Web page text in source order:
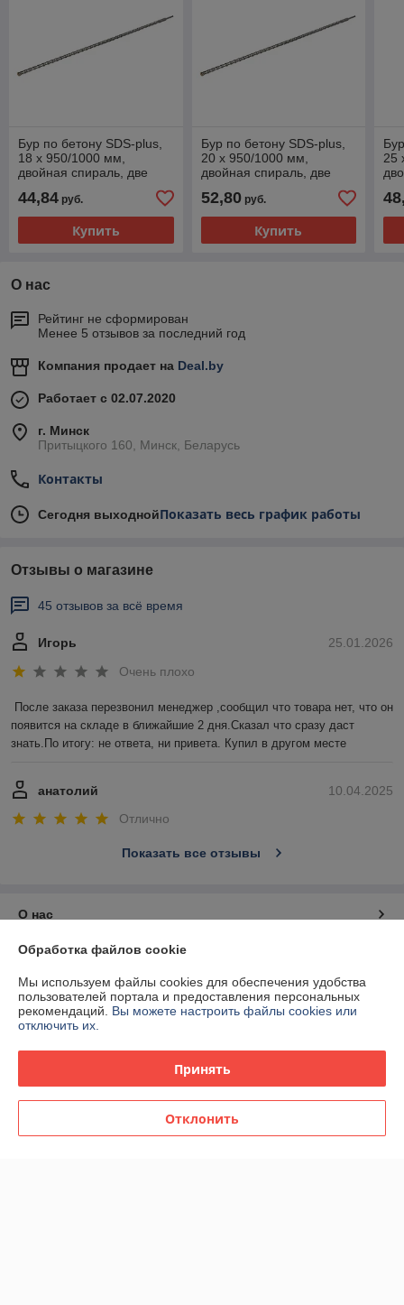
Бур по бетону SDS-plus,
18 х 950/1000 мм,
двойная спираль, две
режущие кромки - 36-4-
918
44,84 руб.
Купить
Бур по бетону SDS-plus,
20 х 950/1000 мм,
двойная спираль, две
режущие кромки - 36-4-
920
52,80руб.
Купить
25
О нас
Рейтинг не сформирован
Менее 5 отзывов за последний год
Компания продает на Deal.by
Работает с 02.07.2020
г. Минск
Притыцкого 160, Минск, Беларусь
Контакты
Сегодня выходнойПоказать весь график работы
Отзывы о магазине
45 отзывов за всё время
25.01.2026
Игорь
Очень плохо
После заказа перезвонил менеджер ,сообщил что товара нет, что он
появится на складе в ближайшие 2 дня.Сказал что сразу даст
знать.По итогу: не ответа, ни привета. Купил в другом месте
10.04.2025
анатолий
Отлично
Показать все отзывы
О нас
Контакты
Доставка и оплата
Полная версия сайта
Политика обработки cookies
Обработка файлов cookie
Мы используем файлы cookies для обеспечения удобства
пользователей портала и предоставления персональных
рекомендаций. Вы можете настроить файлы cookies или
отключить их.
Принять
Отклонить